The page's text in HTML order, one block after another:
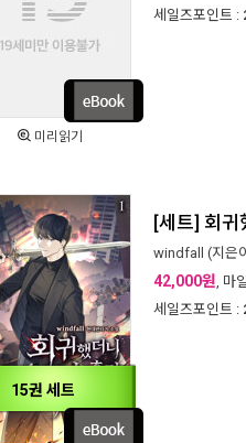
미리읽기
세일즈포인트 :
15권 세트
[세트] 회
windfall (지은
42,000원, 마
세일즈포인트 :